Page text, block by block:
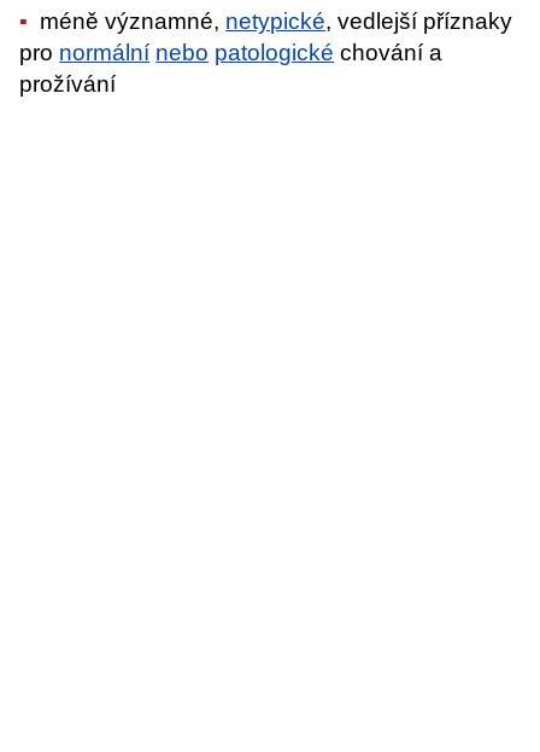
méně významné, netypické, vedlejší příznaky
pro normální nebo patologické chování a
prožívání